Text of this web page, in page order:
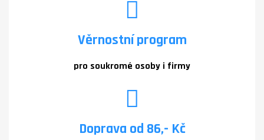
Věrnostní program
pro soukromé osoby i firmy
Doprava od 86,- Kč